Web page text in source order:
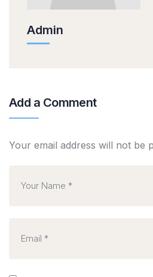
Admin
Add a Comment
Your email address will not be